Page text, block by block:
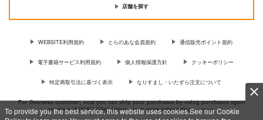
To provide you the best service, this website uses cookies.See our Cookie
店舗を探す
WEBSITE利用規約 とらのあな会員規約 通信販売ポイント規約
電子書籍サービス利用規約 個人情報保護方針 クッキーポリシー
特定商取引法に基づく表示 なりすまし・いたずら注文について
For Overseas customer, now you can ship your purchases by using purchases agent
services “AOCS”! Click {more…} for more information …more